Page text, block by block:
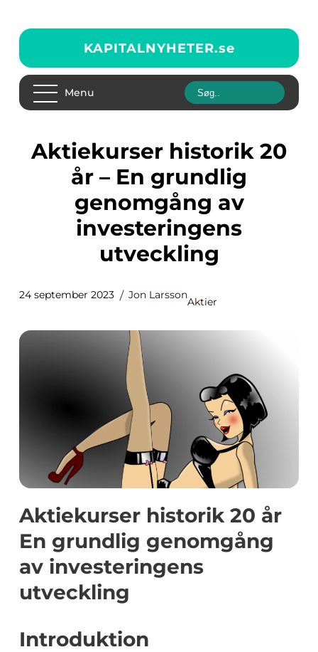
KAPITALNYHETER.se
Menu
Aktiekurser historik 20
år – En grundlig
genomgång av
investeringens
utveckling
24 september 2023 Jon Larsson
Aktier
Aktiekurser historik 20 år
En grundlig genomgång
av investeringens
utveckling
Introduktion